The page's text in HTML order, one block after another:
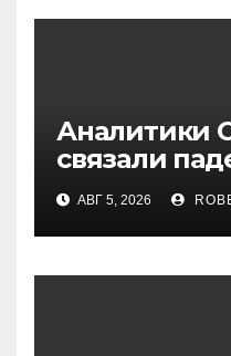
Аналитики
связали
с обвалом
USDT
АВГ 5, 2026